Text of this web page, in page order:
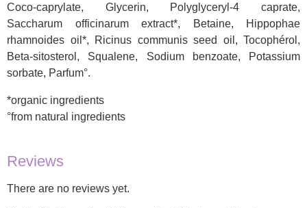
Coco-caprylate, Glycerin, Polyglyceryl-4 caprate,
Saccharum officinarum extract*, Betaine, Hippophae
rhamnoides oil*, Ricinus communis seed oil, Tocophérol,
Beta-sitosterol, Squalene, Sodium benzoate, Potassium
sorbate, Parfum°.
*organic ingredients
°from natural ingredients
Reviews
There are no reviews yet.